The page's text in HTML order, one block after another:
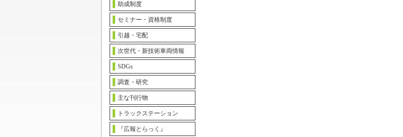
助成制度
セミナー・資格制度
引越・宅配
次世代・新技術車両情報
SDGs
調査・研究
主な刊行物
トラックステーション
『広報とらっく』